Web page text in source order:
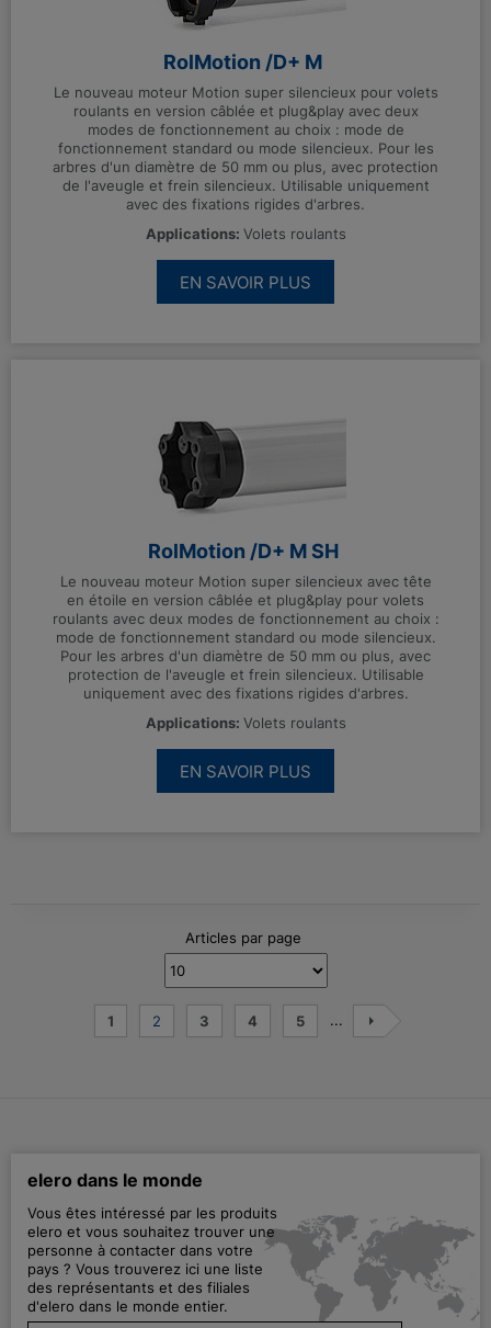
RolMotion /D+ M
Le nouveau moteur Motion super silencieux pour volets
roulants en version câblée et plug&play avec deux
modes de fonctionnement au choix : mode de
fonctionnement standard ou mode silencieux. Pour les
arbres d'un diamètre de 50 mm ou plus, avec protection
de l'aveugle et frein silencieux. Utilisable uniquement
avec des fixations rigides d'arbres.
Applications: Volets roulants
EN SAVOIR PLUS
RolMotion /D+ M SH
Le nouveau moteur Motion super silencieux avec tête
en étoile en version câblée et plug&play pour volets
roulants avec deux modes de fonctionnement au choix :
mode de fonctionnement standard ou mode silencieux.
Pour les arbres d'un diamètre de 50 mm ou plus, avec
protection de l'aveugle et frein silencieux. Utilisable
uniquement avec des fixations rigides d'arbres.
Applications: Volets roulants
EN SAVOIR PLUS
Articles par page
1 2 3 4 5 ...
elero dans le monde
Vous êtes intéressé par les produits
elero et vous souhaitez trouver une
personne à contacter dans votre
pays ? Vous trouverez ici une liste
des représentants et des filiales
d'elero dans le monde entier.